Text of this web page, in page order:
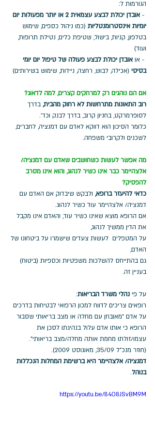
הגורמות ל:
אובדן יכולת לבצע עצמאית 2 או יותר מפעולות יום
יומיות אינסטרומנטליות (כמו ניהול כספים, שימוש
בטלפון, קניות, בישול, שטיפת כלים, נטילת תרופות,
ועוד)
אובדן יכולת לבצע פעולה של טיפול יום יומי
בסיסי (אכילה, לבוש, רחצה, ניידות, שימוש בשירותים)
אם הם נוהגים רק למרחקים קצרים, למה לדאוג?
רוב התאונות מתרחשות לא רחוק מהבית, בדרך
לסופרמרקט, בחניון קרוב, בדרך לבנק וכד'.
כלומר הסיכון הוא דווקא לאדם עם דמנציה, לחברים,
לשכנים ולקרובי משפחה.
מה אפשר לעשות כשחושבים שאדם עם דמנציה/
אלצהיימר כבר אינו כשיר לנהוג, והוא אינו מסרב
להפסיק?
כדאי להיעזר ברופא, ולבקש שיבדוק אם האדם עם
דמנציה/ אלצהיימר עוד כשיר לנהוג.
אם הרופא מוצא שאינו כשיר עוד, והאדם אינו מקבל
את הדין ממשיך לנהוג,
על המטפלים  לעשות צעדים שישמרו על ביטחונו של
האדם,
גם בהתייחס להשלכות משפטיות וכספיות (ביטוח)
בעניין זה.
על פי נהלי משרד הבריאות:
רופאים צריכים לדווח למכון הרפואי לבטיחות בדרכים
על אדם "מאובחן עם מחלה או מצב בריאותי שסבור
הרופא כי אותו אדם עלול בנהיגתו לסכן את
עצמו/זולתו מחמת אותה מחלה/מצב בריאותי".
(חוזר מנכ"ל 35/09, מאוגוסט 2009).
דמנציה/ אלצהיימר היא ברשימת המחלות הנכללות
בנוהל.
https://youtu.be/84O8JSvBM9M